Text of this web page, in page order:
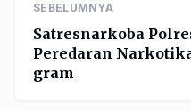
SEBELUMNYA
Satresnarkoba
Peredaran
gram